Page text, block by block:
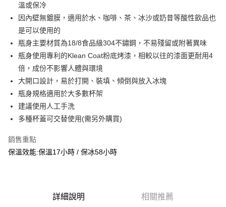
【關於「AFTEE先享後付」】
AFTEE先享後付是「在收到商品之後才付款」的支付方式。 讓您購物簡單
便利好安心！
１．簡單：不需註冊會員、不需綁卡、不需儲值。
２．便利：只要手機號碼，簡訊認證，即可結帳。
【「AFTEE先享後付」結帳流程】
１．於結帳方式選擇「AFTEE先享後付」後，將跳轉至「AFTEE先享後付」
結帳頁面，進行簡訊認證並確認金額後，即可完成結帳。
２．訂單成立數日內，您將收到繳費通知簡訊。
３．收到繳費通知簡訊後14天內，點擊此簡訊中的連結，可透過四大超商／
※ 請注意：結帳手續完成當下不需立刻繳費，但若您需要取消訂單，請聯絡
後付繳納相關費用。
※ 交易是否成功請以「AFTEE先享後付 」之結帳頁面顯示為準，若有關於
１．透過由恩沛科技股份有限公司提供之「AFTEE先享後付」服務完成之交
運送方式
全家取貨付款
每筆NT$60，滿NT$2,000(含以上)免運費
7-11取貨付款
每筆NT$60，滿NT$2,000(含以上)免運費
宅配
每筆NT$100，滿NT$3,000(含以上)免運費
溫或保冷
因內壁無鍍膜，適用於水、咖啡、茶、冰沙或奶昔等酸性飲品也
是可以使用的
瓶身主要材質為18/8食品級304不鏽鋼，不易殘留或附著異味
瓶身使用專利的Klean Coat粉底烤漆，相較以往的漆面更耐用4
倍，成份不影響人體與環境
大開口設計，易於打開、裝填、傾倒與放入冰塊
瓶身規格適用於大多數杯架
建議使用人工手洗
多種杯蓋可交替使用(需另外購買)
銷售重點
保溫效能:保溫17小時 / 保冰58小時
詳細說明 相關推薦